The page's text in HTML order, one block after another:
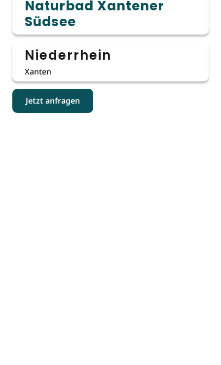
Naturbad Xantener
Südsee
Niederrhein
Xanten
Jetzt anfragen